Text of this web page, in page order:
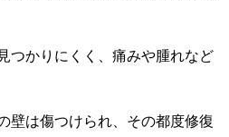
つかりにくく、痛みや腫れなど
壁は傷つけられ、その都度修復